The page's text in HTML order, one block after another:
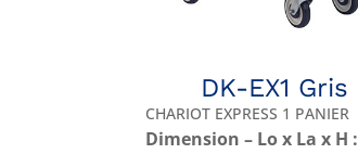
DK-EX1 Gris
CHARIOT EXPRESS 1 PANIER
Dimension – Lo x La x H :